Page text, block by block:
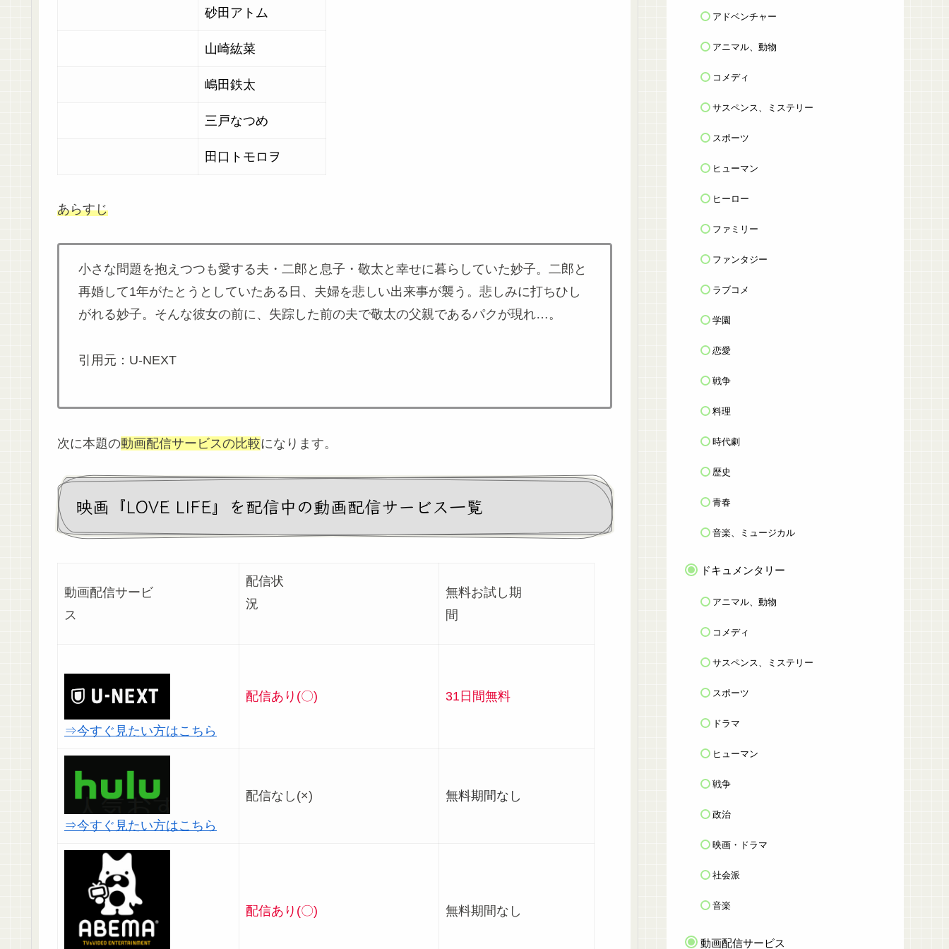
砂田アトム
山崎紘菜
嶋田鉄太
三戸なつめ
田口トモロヲ
あらすじ
小さな問題を抱えつつも愛する夫・二郎と息子・敬太と幸せに暮らしていた妙子。二郎と
再婚して1年がたとうとしていたある日、夫婦を悲しい出来事が襲う。悲しみに打ちひし
がれる妙子。そんな彼女の前に、失踪した前の夫で敬太の父親であるパクが現れ…。
引用元：U-NEXT
次に本題の動画配信サービスの比較になります。
映画『LOVE LIFE』を配信中の動画配信サービス一覧
動画配信サービ
ス
配信状
況
無料お試し期
間
⇒今すぐ見たい方はこちら
配信あり(〇) 31日間無料
⇒今すぐ見たい方はこちら
配信なし(×) 無料期間なし
配信あり(〇) 無料期間なし
アドベンチャー
アニマル、動物
コメディ
サスペンス、ミステリー
スポーツ
ヒューマン
ヒーロー
ファミリー
ファンタジー
ラブコメ
学園
恋愛
戦争
料理
時代劇
歴史
青春
音楽、ミュージカル
ドキュメンタリー
アニマル、動物
コメディ
サスペンス、ミステリー
スポーツ
ドラマ
ヒューマン
戦争
政治
映画・ドラマ
社会派
音楽
動画配信サービス